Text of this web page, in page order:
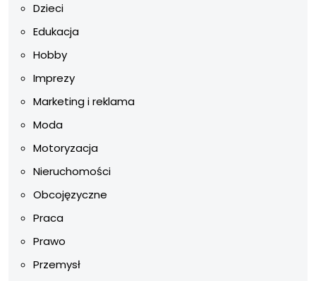
Dzieci
Edukacja
Hobby
Imprezy
Marketing i reklama
Moda
Motoryzacja
Nieruchomości
Obcojęzyczne
Praca
Prawo
Przemysł